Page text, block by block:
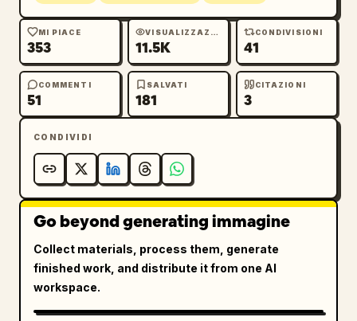
dinamiche attorno al soggetto e ai
personaggi.
Ultra-dettagliato, HDR, messa a fuoco nitida,
composizione cinematografica, qualità da
rivista di moda, risoluzione 8K.
MI PIACE
353
VISUALIZZAZIONI
11.5K
CONDIVISIONI
41
COMMENTI
51
SALVATI
181
CITAZIONI
3
CONDIVIDI
Go beyond generating immagine
Collect materials, process them, generate
finished work, and distribute it from one AI
workspace.